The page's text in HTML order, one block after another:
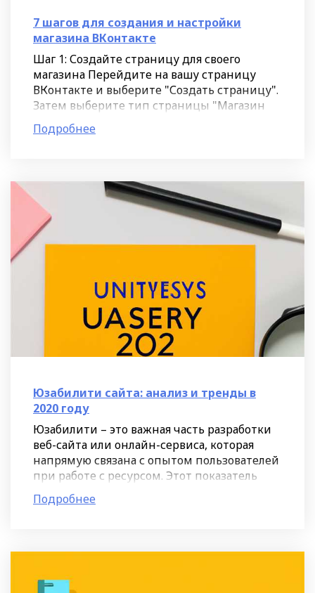
7 шагов для создания и настройки
магазина ВКонтакте
Шаг 1: Создайте страницу для своего
магазина Перейдите на вашу страницу
ВКонтакте и выберите "Создать страницу".
Затем выберите тип страницы "Магазин
товаров". Это позволит вам настраивать
функции для продажи ваших
Подробнее
Юзабилити сайта: анализ и тренды в
2020 году
Юзабилити – это важная часть разработки
веб-сайта или онлайн-сервиса, которая
напрямую связана с опытом пользователей
при работе с ресурсом. Этот показатель
позволяет оценить, насколько простым и
понятным является
Подробнее